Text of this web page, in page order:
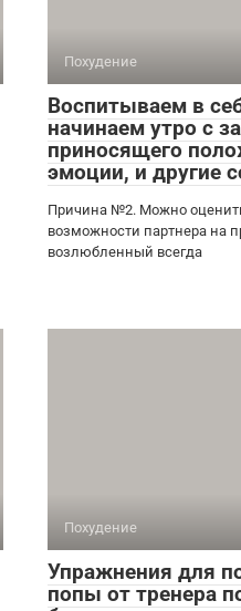
Похудение
Воспитываем в
начинаем утро с
приносящего
эмоции, и другие
Причина №2. Можно
возможности партнера на
возлюбленный всегда
Похудение
Упражнения для
попы от тренера